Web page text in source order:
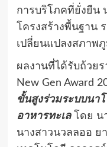
การบริโภคที่ยั่งยืน
โครงสร้างพื้นฐาน
เปลี่ยนแปลงสภาพ
ผลงานที่ได้รับถ้วยร
New Gen Award
ขั้นสูงร่วมระบบนา
อาหารทะเลโดย น
นางสาวนวลลออ